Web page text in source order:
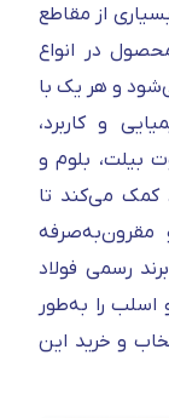
از مقاطع
در انواع
و هر یک با
و کاربرد،
بیلت، بلوم و
کمک می‌کند تا
مقرون‌به‌صرفه
رسمی فولاد
را به‌طور
و خرید این